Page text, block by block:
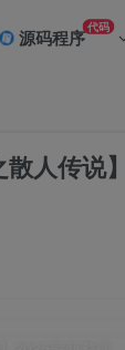
源码程序代码
人传说